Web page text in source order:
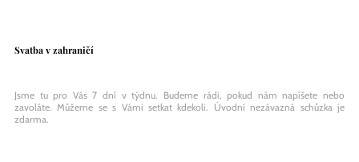
Svatba v zahraničí
Jsme tu pro Vás 7 dní v týdnu. Budeme rádi, pokud nám napíšete nebo
zavoláte. Můžeme se s Vámi setkat kdekoli. Úvodní nezávazná schůzka je
zdarma.